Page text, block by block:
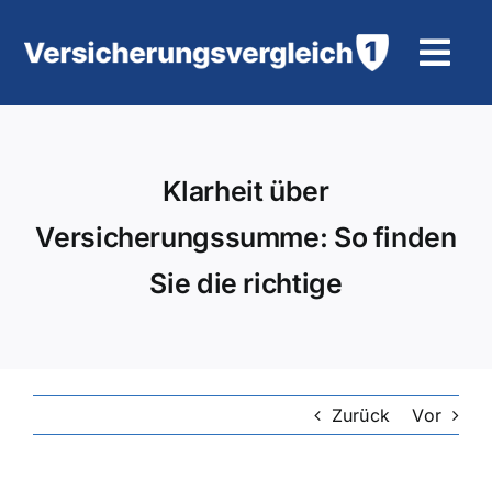
Inhalt
KFZ-VersicherungKlarheit über
Versicherungssumme: So finden
Sie die richtige
Zurück Vor